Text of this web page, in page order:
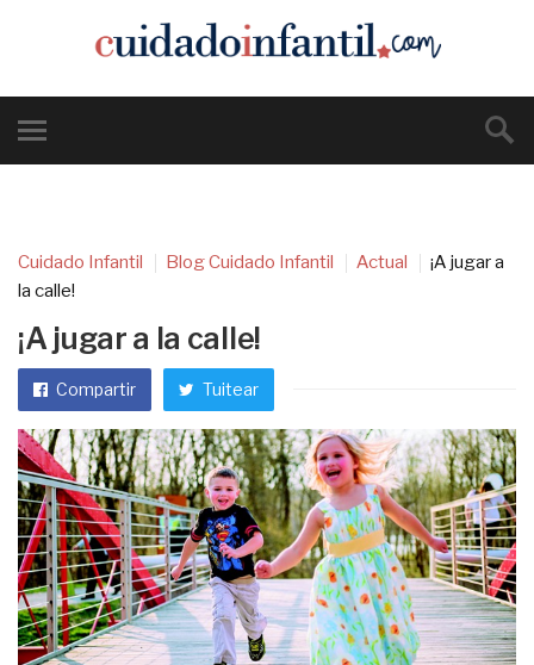
Cuidado Infantil Blog Cuidado Infantil Actual
¡A jugar a
la calle!
¡A jugar a la calle!
Compartir Tuitear